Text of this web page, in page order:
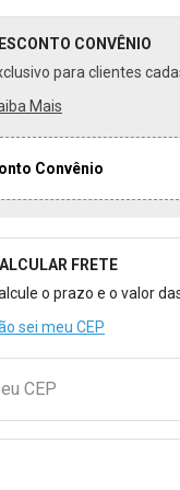
CONVÊNIO
para clientes
Mais
Convênio
paraFRETE
o prazo e o valor
sei meu CEP
CEP